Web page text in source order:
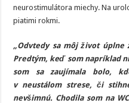
neurostimulátora miechy. Na
piatimi rokmi.
„Odvtedy sa môj život úplne
Predtým, keď som napríklad
som sa zaujímala bolo,
v neustálom strese, či
nevšimnú. Chodila som na